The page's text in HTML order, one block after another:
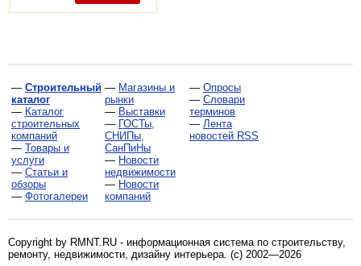
— Строительный
каталог
— Каталог
строительных
компаний
— Товары и
услуги
— Статьи и
обзоры
— Фотогалереи
— Магазины и
рынки
— Выставки
— ГОСТы,
СНИПы,
СанПиНы
— Новости
недвижимости
— Новости
компаний
— Опросы
— Словари
терминов
— Лента
новостей RSS
Copyright by RMNT.RU - информационная система по строительству,
ремонту, недвижимости, дизайну интерьера. (c) 2002—2026